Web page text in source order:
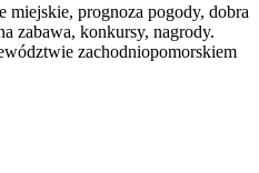
miejskie, prognoza pogody, dobra
zabawa, konkursy, nagrody.
zachodniopomorskiem